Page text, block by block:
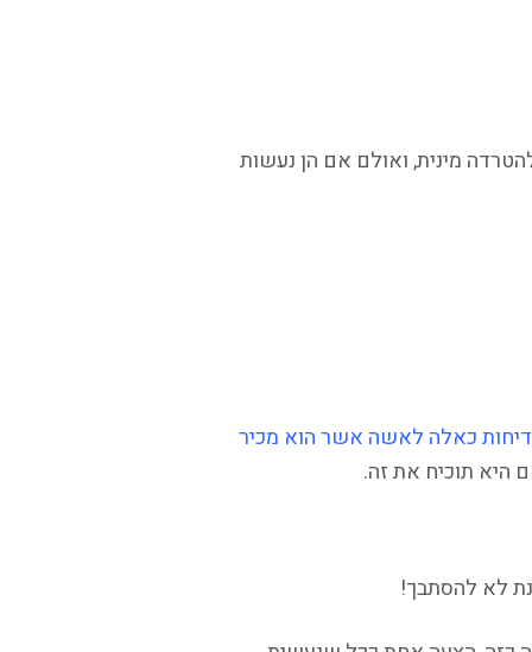
מינית, ואולם אם הן נעשות
כאלה לאשה אשר הוא מכיר
היא תוכיח את זה.
לא להסתבך!